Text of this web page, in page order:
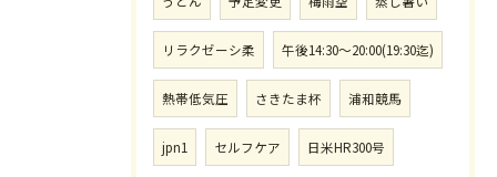
リラクゼーシ柔 午後14:30〜20:00(19:30迄)
熱帯低気圧 さきたま杯 浦和競馬
jpn1 セルフケア 日米HR300号